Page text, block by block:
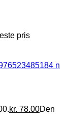
pris
kr. 78.00Den